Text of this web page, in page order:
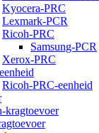
Kyocera-PRC
Lexmark-PCR
Ricoh-PRC
Samsung-PCR
Xerox-PRC
Ricoh-PRC-eenheid
kragtoevoer